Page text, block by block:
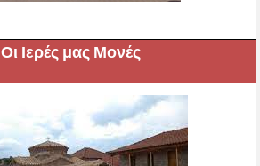
Οι Ιερές μας Μονές